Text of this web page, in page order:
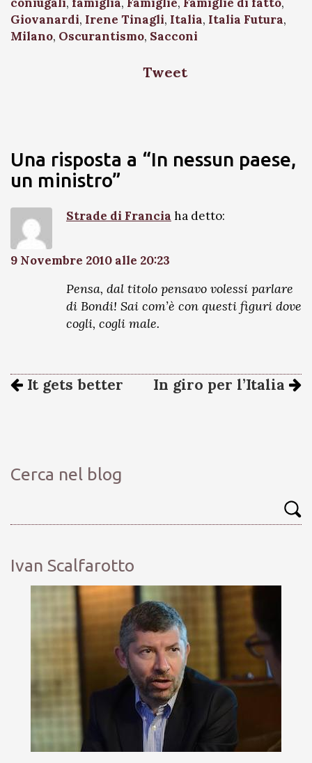
Giovanardi, Irene Tinagli, Italia, Italia Futura,
Milano, Oscurantismo, Sacconi
Tweet
Una risposta a “In nessun paese,
un ministro”
Strade di Francia ha detto:
9 Novembre 2010 alle 20:23
Pensa, dal titolo pensavo volessi parlare
di Bondi! Sai com’è con questi figuri dove
cogli, cogli male.
It gets better In giro per l’Italia
Cerca nel blog
Ivan Scalfarotto